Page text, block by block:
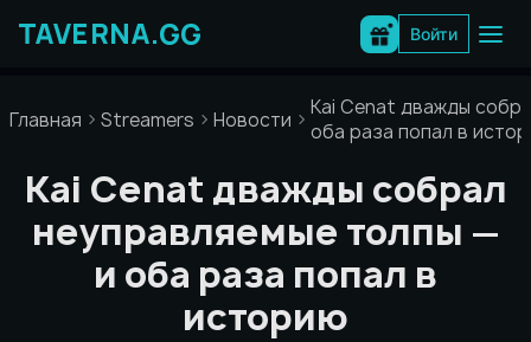
содержимому
Войти
Главная Streamers Новости
Kai Cenat дважды
оба раза попал в
Kai Cenat дважды собрал
неуправляемые толпы —
и оба раза попал в
историю